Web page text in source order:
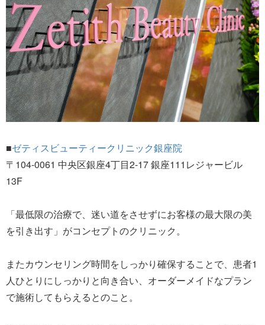
■ゼティスビューティークリニック銀座院
〒104-0061 中央区銀座4丁目2-17 銀座111レジャービル
13F
「最低限の治療で、迷い道をさせずにお客様の最大限の美
を引き出す」がコンセプトのクリニック。
またカウンセリング時間をしっかり確保することで、患者1
人ひとりにしっかりと向き合い、オーダーメイドなプラン
で施術してもらえるとのこと。